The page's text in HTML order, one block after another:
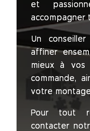
et
accompagner
Un
affiner
mieux à vos
commande,
votre
Pour tout
contacter